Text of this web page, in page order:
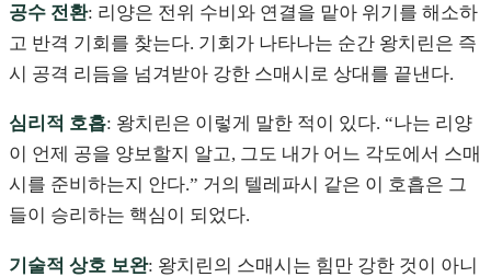
공수 전환: 리양은 전위 수비와 연결을 맡아 위기를 해소하
고 반격 기회를 찾는다. 기회가 나타나는 순간 왕치린은 즉
시 공격 리듬을 넘겨받아 강한 스매시로 상대를 끝낸다.
심리적 호흡: 왕치린은 이렇게 말한 적이 있다. “나는 리양
이 언제 공을 양보할지 알고, 그도 내가 어느 각도에서 스매
시를 준비하는지 안다.” 거의 텔레파시 같은 이 호흡은 그
들이 승리하는 핵심이 되었다.
기술적 상호 보완: 왕치린의 스매시는 힘만 강한 것이 아니